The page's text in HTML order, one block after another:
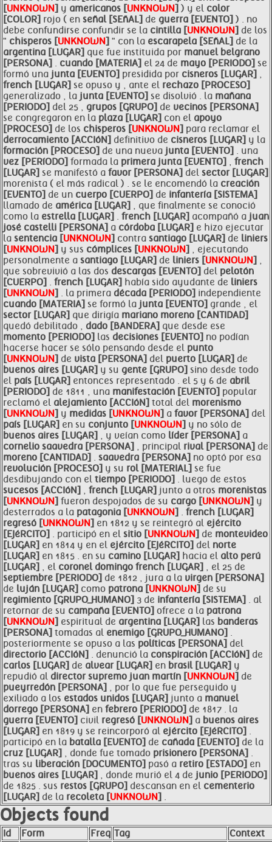
[UNKNOWN] y americanos [UNKNOWN] ) y el color
[COLOR] rojo ( en señal [SEñAL] de guerra [EVENTO] ) . no
debe confundirse confundir se la cintilla [UNKNOWN] de los
" chisperos [UNKNOWN] " con la escarapela [SEñAL] de la
argentina [LUGAR] que fue instituida por manuel belgrano
[PERSONA] . cuando [MATERIA] el 24 de mayo [PERIODO] se
formó una junta [EVENTO] presidida por cisneros [LUGAR] ,
french [LUGAR] se opuso y , ante el rechazo [PROCESO]
generalizado , la junta [EVENTO] se disolvió . la mañana
[PERIODO] del 25 , grupos [GRUPO] de vecinos [PERSONA]
se congregaron en la plaza [LUGAR] con el apoyo
[PROCESO] de los chisperos [UNKNOWN] para reclamar el
derrocamiento [ACCIóN] definitivo de cisneros [LUGAR] y la
formación [PROCESO] de una nueva junta [EVENTO] . una
vez [PERíODO] formada la primera junta [EVENTO] , french
[LUGAR] se manifestó a favor [PERSONA] del sector [LUGAR]
morenista ( el más radical ) . se le encomendó la creación
[EVENTO] de un cuerpo [CUERPO] de infantería [SISTEMA]
llamado de américa [LUGAR] , que finalmente se conoció
como la estrella [LUGAR] . french [LUGAR] acompañó a juan
josé castelli [PERSONA] a córdoba [LUGAR] e hizo ejecutar
la sentencia [UNKNOWN] contra santiago [LUGAR] de liniers
[UNKNOWN] y sus cómplices [UNKNOWN] , ejecutando
personalmente a santiago [LUGAR] de liniers [UNKNOWN] ,
que sobrevivió a las dos descargas [EVENTO] del pelotón
[CUERPO] . french [LUGAR] había sido ayudante de liniers
[UNKNOWN] . la primera década [PERIODO] independiente
cuando [MATERIA] se formó la junta [EVENTO] grande , el
sector [LUGAR] que dirigía mariano moreno [CANTIDAD]
quedó debilitado , dado [BANDERA] que desde ese
momento [PERIODO] las decisiones [EVENTO] no podían
hacerse hacer se sólo pensando desde el punto
[UNKNOWN] de vista [PERSONA] del puerto [LUGAR] de
buenos aires [LUGAR] y su gente [GRUPO] sino desde todo
el país [LUGAR] entonces representado . el 5 y 6 de abril
[PERIODO] de 1811 , una manifestación [EVENTO] popular
reclamó el alejamiento [ACCIóN] total del morenismo
[UNKNOWN] y medidas [UNKNOWN] a favor [PERSONA] del
país [LUGAR] en su conjunto [UNKNOWN] y no sólo de
buenos aires [LUGAR] , y veían como líder [PERSONA] a
cornelio saavedra [PERSONA] , principal rival [PERSONA] de
moreno [CANTIDAD] . saavedra [PERSONA] no optó por esa
revolución [PROCESO] y su rol [MATERIAL] se fue
desdibujando con el tiempo [PERIODO] . luego de estos
sucesos [ACCIóN] , french [LUGAR] junto a otros morenistas
[UNKNOWN] fueron despojados de su cargo [UNKNOWN] y
desterrados a la patagonia [UNKNOWN] . french [LUGAR]
regresó [UNKNOWN] en 1812 y se reintegró al ejército
[EJéRCITO] . participó en el sitio [UNKNOWN] de montevideo
[LUGAR] en 1814 y en el ejército [EJéRCITO] del norte
[LUGAR] en 1815 . en su camino [LUGAR] hacia el alto perú
[LUGAR] , el coronel domingo french [LUGAR] , el 25 de
septiembre [PERIODO] de 1812 , jura a la virgen [PERSONA]
de luján [LUGAR] como patrona [UNKNOWN] de su
regimiento [GRUPO_HUMANO] 3 de infantería [SISTEMA] . al
retornar de su campaña [EVENTO] ofrece a la patrona
[UNKNOWN] espiritual de argentina [LUGAR] las banderas
[PERSONA] tomadas al enemigo [GRUPO_HUMANO] .
posteriormente se opuso a las políticas [PERSONA] del
directorio [ACCIóN] . denunció la conspiración [ACCIóN] de
carlos [LUGAR] de alvear [LUGAR] en brasil [LUGAR] y
repudió al director supremo juan martín [UNKNOWN] de
pueyrredón [PERSONA] , por lo que fue perseguido y
exiliado a los estados unidos [LUGAR] junto a manuel
dorrego [PERSONA] en febrero [PERIODO] de 1817 . la
guerra [EVENTO] civil regresó [UNKNOWN] a buenos aires
[LUGAR] en 1819 y se reincorporó al ejército [EJéRCITO] .
participó en la batalla [EVENTO] de cañada [EVENTO] de la
cruz [LUGAR] , donde fue tomado prisionero [PERSONA] .
tras su liberación [DOCUMENTO] pasó a retiro [ESTADO] en
buenos aires [LUGAR] , donde murió el 4 de junio [PERIODO]
de 1825 . sus restos [GRUPO] descansan en el cementerio
[LUGAR] de la recoleta [UNKNOWN] .
Objects found
Id Form Freq Tag
Context